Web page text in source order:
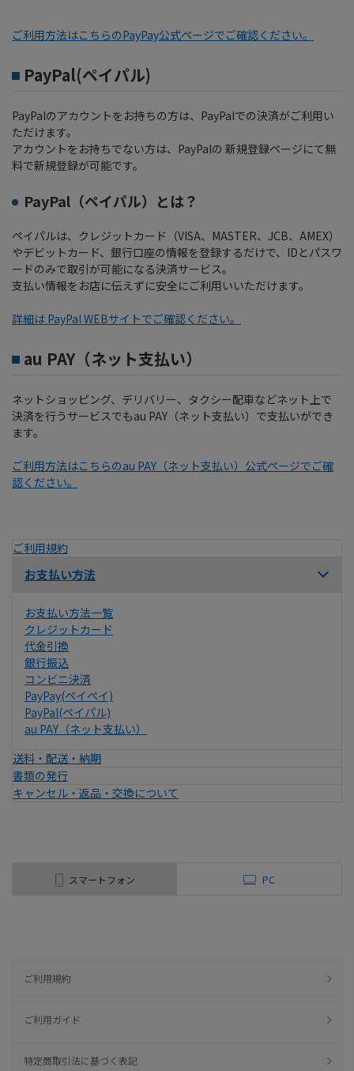
ご利用方法はこちらのPayPay公式ページでご確認ください。
PayPal(ペイパル)
PayPalのアカウントをお持ちの方は、PayPalでの決済がご利用い
ただけます。
アカウントをお持ちでない方は、PayPalの 新規登録ページにて無
料で新規登録が可能です。
PayPal（ペイパル）とは？
ペイパルは、クレジットカード（VISA、MASTER、JCB、AMEX）
やデビットカード、銀行口座の情報を登録するだけで、IDとパスワ
ードのみで取引が可能になる決済サービス。
支払い情報をお店に伝えずに安全にご利用いいただけます。
詳細は PayPal WEBサイトでご確認ください。
au PAY（ネット支払い）
ネットショッピング、デリバリー、タクシー配車などネット上で
決済を行うサービスでもau PAY（ネット支払い）で支払いができ
ます。
ご利用方法はこちらのau PAY（ネット支払い）公式ページでご確
認ください。
ご利用規約
お支払い方法
お支払い方法一覧
クレジットカード
代金引換
銀行振込
コンビニ決済
PayPay(ペイペイ)
PayPal(ペイパル)
au PAY（ネット支払い）
送料・配送・納期
書類の発行
キャンセル・返品・交換について
スマートフォン PC
ご利用規約
ご利用ガイド
特定商取引法に基づく表記